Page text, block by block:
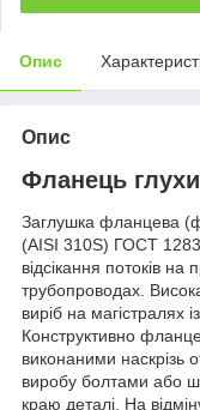
Опис
Опис
Фланець
Заглушка фланцева
(AISI 310S) ГОСТ
відсікання потоків
трубопроводах.
виріб на
Конструктивно
виконаними наскрізь
виробу болтами або
краю деталі. На